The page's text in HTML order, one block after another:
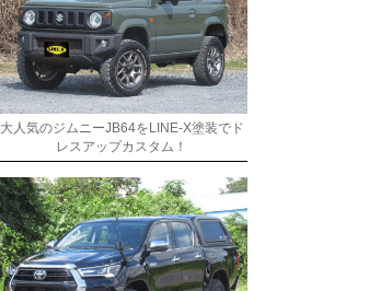
大人気のジムニーJB64をLINE-X塗装でド
レスアップカスタム！